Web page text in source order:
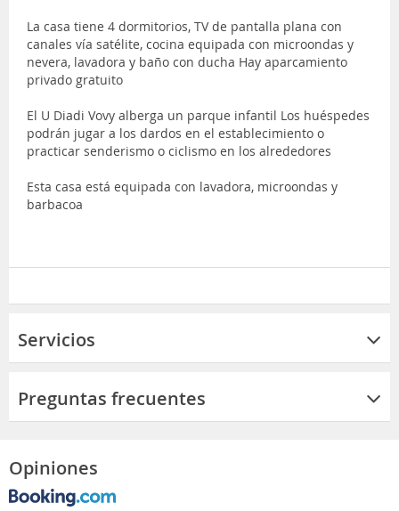
La casa tiene 4 dormitorios, TV de pantalla plana con
canales vía satélite, cocina equipada con microondas y
nevera, lavadora y baño con ducha Hay aparcamiento
privado gratuito
El U Diadi Vovy alberga un parque infantil Los huéspedes
podrán jugar a los dardos en el establecimiento o
practicar senderismo o ciclismo en los alrededores
Esta casa está equipada con lavadora, microondas y
barbacoa
Servicios
Preguntas frecuentes
Opiniones